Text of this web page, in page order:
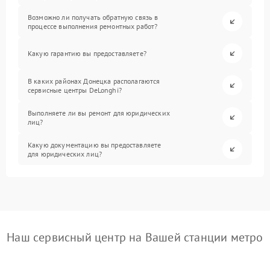
Возможно ли получать обратную связь в
процессе выполнения ремонтных работ?
Какую гарантию вы предоставляете?
В каких районах Донецка располагаются
сервисные центры DeLonghi?
Выполняете ли вы ремонт для юридических
лиц?
Какую документацию вы предоставляете
для юридических лиц?
Наш сервисный центр на Вашей станции метро